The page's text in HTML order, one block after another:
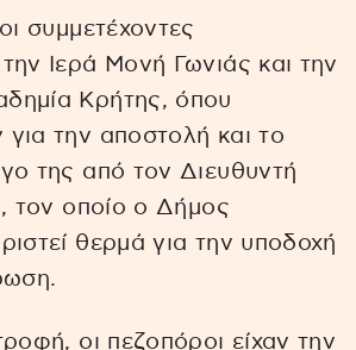
συμμετέχοντες
Ιερά Μονή Γωνιάς και την
Κρήτης, όπου
την αποστολή και το
της από τον Διευθυντή
τον οποίο ο Δήμος
θερμά για την υποδοχή
οι πεζοπόροι είχαν την